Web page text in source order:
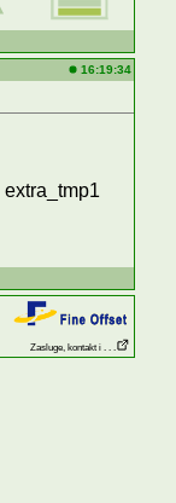
16:19:34
extra_tmp1
Zasluge, kontakt i . . .